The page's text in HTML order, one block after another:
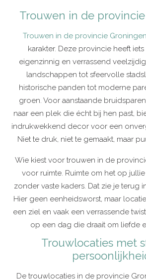
Trouwen in de
Trouwen in de provincie Groningen
karakter. Deze provincie heeft
eigenzinnig en verrassend
landschappen tot sfeervolle
historische panden tot moderne
groen. Voor aanstaande
naar een plek die écht bij hen past,
indrukwekkend decor voor een
Niet te druk, niet te gemaakt, maar
Wie kiest voor trouwen in de
voor ruimte. Ruimte om het op
zonder vaste kaders. Dat zie je terug
Hier geen eenheidsworst, maar
een ziel en vaak een verrassende
op een dag die draait om liefde
Trouwlocaties met
De trouwlocaties in de provincie